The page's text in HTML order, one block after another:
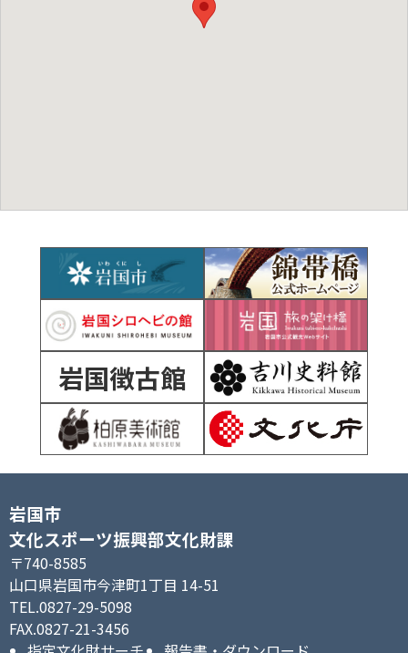
岩国徴古館
岩国市
文化スポーツ振興部文化財課
〒740-8585
山口県岩国市今津町1丁目 14-51
TEL.0827-29-5098
FAX.0827-21-3456